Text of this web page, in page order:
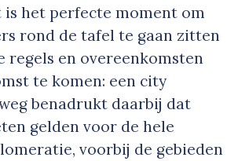
is het perfecte moment om
rond de tafel te gaan zitten
regels en overeenkomsten
te komen: een city
benadrukt daarbij dat
gelden voor de hele
voorbij de gebieden